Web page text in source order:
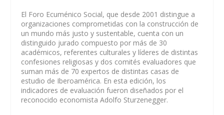
El Foro Ecuménico Social, que desde 2001 distingue a
organizaciones comprometidas con la construcción de
un mundo más justo y sustentable, cuenta con un
distinguido jurado compuesto por más de 30
académicos, referentes culturales y líderes de distintas
confesiones religiosas y dos comités evaluadores que
suman más de 70 expertos de distintas casas de
estudio de Iberoamérica. En esta edición, los
indicadores de evaluación fueron diseñados por el
reconocido economista Adolfo Sturzenegger.